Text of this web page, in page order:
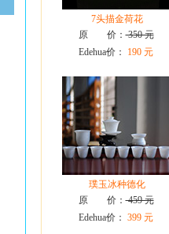
7头描金荷花
原 价：350 元
Edehua价：
190 元
璞玉冰种德化
原 价：459 元
Edehua价： 399 元